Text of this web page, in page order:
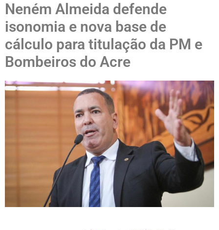
Neném Almeida defende
isonomia e nova base de
cálculo para titulação da PM e
Bombeiros do Acre